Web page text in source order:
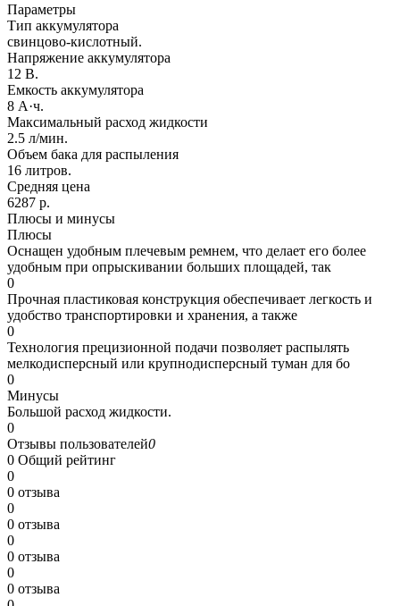
Параметры
Тип аккумулятора
свинцово-кислотный.
Напряжение аккумулятора
12 В.
Емкость аккумулятора
8 А·ч.
Максимальный расход жидкости
2.5 л/мин.
Объем бака для распыления
16 литров.
Средняя цена
6287 р.
Плюсы и минусы
Плюсы
Оснащен удобным плечевым ремнем, что делает его более
удобным при опрыскивании больших площадей, так
0
Прочная пластиковая конструкция обеспечивает легкость и
удобство транспортировки и хранения, а также
0
Технология прецизионной подачи позволяет распылять
мелкодисперсный или крупнодисперсный туман для бо
0
Минусы
Большой расход жидкости.
0
Отзывы пользователей0
0 Общий рейтинг
0
0 отзыва
0
0 отзыва
0
0 отзыва
0
0 отзыва